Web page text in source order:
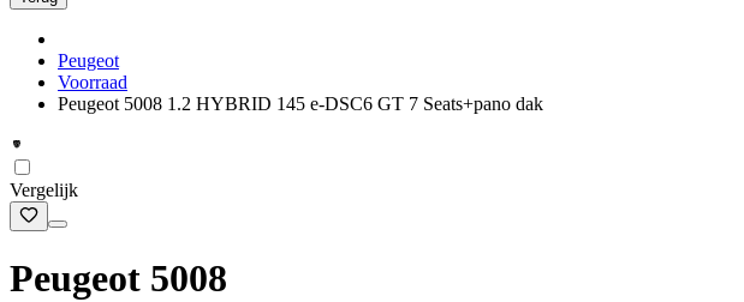
Peugeot
Voorraad
Peugeot 5008 1.2 HYBRID 145 e-DSC6 GT 7 Seats+pano dak
Vergelijk
Peugeot 5008